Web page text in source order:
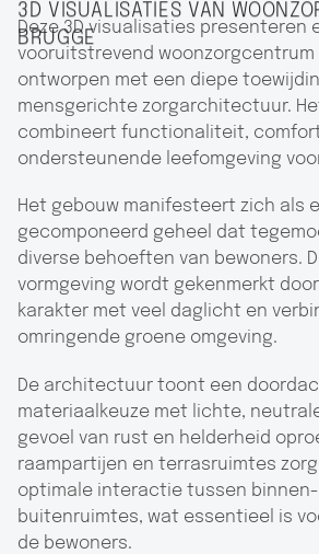
3D VISUALISATIES VAN
BRUGGE
Deze 3D visualisaties presenteren
vooruitstrevend woonzorgcentrum
ontworpen met een diepe
mensgerichte zorgarchitectuur.
combineert functionaliteit,
ondersteunende leefomgeving
Het gebouw manifesteert zich als
gecomponeerd geheel dat
diverse behoeften van bewoners.
vormgeving wordt gekenmerkt
karakter met veel daglicht en
omringende groene omgeving.
De architectuur toont een
materiaalkeuze met lichte,
gevoel van rust en helderheid
raampartijen en terrasruimtes
optimale interactie tussen
buitenruimtes, wat essentieel is
de bewoners.